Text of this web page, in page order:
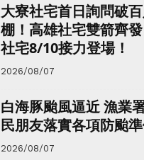
大寮社宅首日詢問破
棚！高雄社宅雙箭齊
社宅8/10接力登場！
2026/08/07
白海豚颱風逼近 漁業
民朋友落實各項防颱
2026/08/07